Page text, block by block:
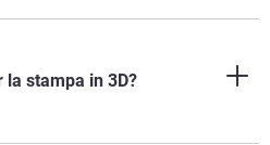
stampa in 3D?